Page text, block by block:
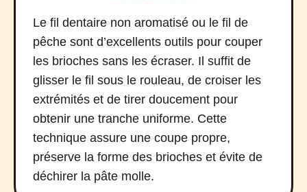
Le fil dentaire non aromatisé ou le fil de
pêche sont d’excellents outils pour couper
les brioches sans les écraser. Il suffit de
glisser le fil sous le rouleau, de croiser les
extrémités et de tirer doucement pour
obtenir une tranche uniforme. Cette
technique assure une coupe propre,
préserve la forme des brioches et évite de
déchirer la pâte molle.